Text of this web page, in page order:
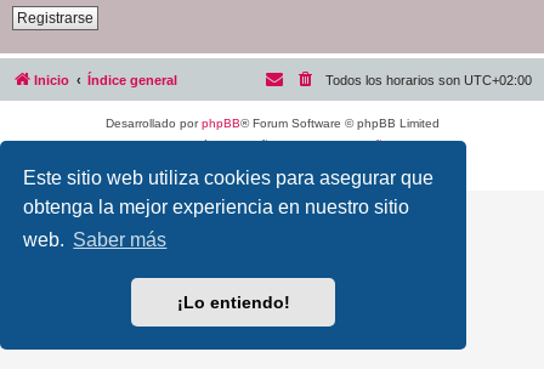
Este sitio web utiliza cookies para asegurar que
obtenga la mejor experiencia en nuestro sitio
web. Saber más
¡Lo entiendo!
Registrarse
Inicio Índice general Todos los horarios son UTC+02:00
Desarrollado porphpBB® Forum Software © phpBB Limited
Traducción al español porphpBB España